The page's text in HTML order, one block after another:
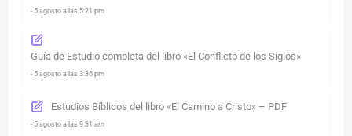
- 5 agosto a las 5:21 pm
Guía de Estudio completa del libro «El Conflicto de los Siglos»
- 5 agosto a las 3:36 pm
Estudios Bíblicos del libro «El Camino a Cristo» – PDF
- 5 agosto a las 9:31 am